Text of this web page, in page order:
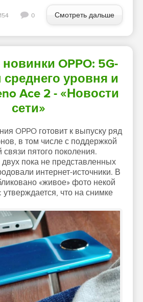
0 Смотреть дальше
OPPO: 5G-
уровня и
Ace 2 - «Новости
сети»
OPPO готовит к выпуску ряд
в том числе с поддержкой
пятого поколения.
пока не представленных
интернет-источники. В
«живое» фото некой
утверждается, что на снимке